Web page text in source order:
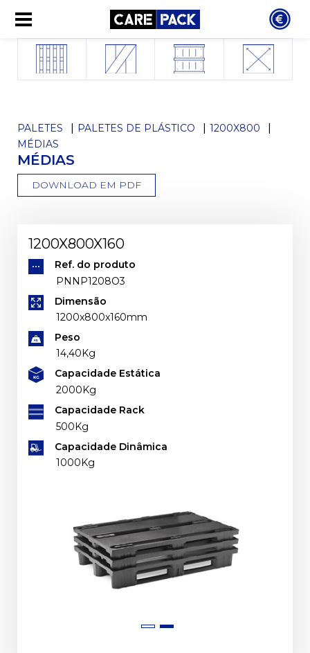
PALETES PALETES DE PLÁSTICO
1200X800
MÉDIAS
MÉDIAS
DOWNLOAD EM PDF
1200X800X160
Ref. do produto
PNNP1208O3
Dimensão
1200x800x160mm
Peso
14,40Kg
Capacidade Estática
2000Kg
Capacidade Rack
500Kg
Capacidade Dinâmica
1000Kg